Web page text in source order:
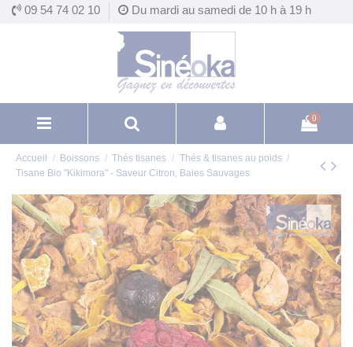
09 54 74 02 10 Du mardi au samedi de 10 h à 19 h
0
Accueil Boissons Thés tisanes
Thés & tisanes au poids
Tisane Bio "Kikimora" - Saveur Citron, Baies Sauvages
Panneau de gestion des cookies